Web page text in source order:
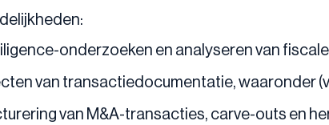
onderzoeken en analyseren van
van transactiedocumentatie, waaronder
van M&A-transacties, carve-outs en